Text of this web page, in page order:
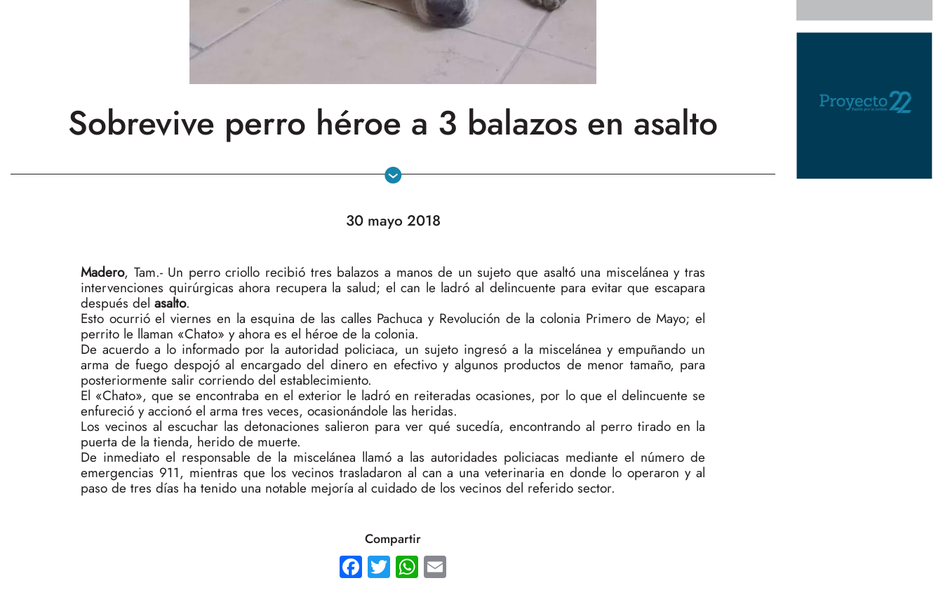
Sobrevive perro héroe a 3 balazos en asalto
30 mayo 2018
Madero, Tam.- Un perro criollo recibió tres balazos a manos de un sujeto que asaltó una miscelánea y tras
intervenciones quirúrgicas ahora recupera la salud; el can le ladró al delincuente para evitar que escapara
después del asalto.
Esto ocurrió el viernes en la esquina de las calles Pachuca y Revolución de la colonia Primero de Mayo; el
perrito le llaman «Chato» y ahora es el héroe de la colonia.
De acuerdo a lo informado por la autoridad policiaca, un sujeto ingresó a la miscelánea y empuñando un
arma de fuego despojó al encargado del dinero en efectivo y algunos productos de menor tamaño, para
posteriormente salir corriendo del establecimiento.
El «Chato», que se encontraba en el exterior le ladró en reiteradas ocasiones, por lo que el delincuente se
enfureció y accionó el arma tres veces, ocasionándole las heridas.
Los vecinos al escuchar las detonaciones salieron para ver qué sucedía, encontrando al perro tirado en la
puerta de la tienda, herido de muerte.
De inmediato el responsable de la miscelánea llamó a las autoridades policiacas mediante el número de
emergencias 911, mientras que los vecinos trasladaron al can a una veterinaria en donde lo operaron y al
paso de tres días ha tenido una notable mejoría al cuidado de los vecinos del referido sector.
Compartir
Facebook
TwitterWhatsApp